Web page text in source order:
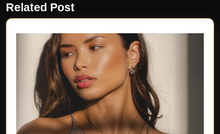
Previous
post:
post:
Related Post